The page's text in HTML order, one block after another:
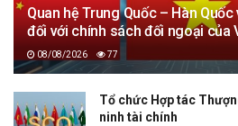
Quan hệ Trung Quốc – Hàn
đối với chính sách đối ngoại của
08/08/2026 77
Tổ chức Hợp tác
ninh tài chính